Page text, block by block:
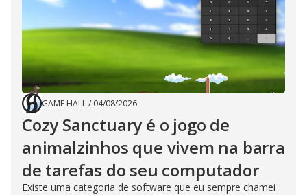
GAME HALL/ 04/08/2026
Cozy Sanctuary é o jogo de
animalzinhos que vivem na barra
de tarefas do seu computador
Existe uma categoria de software que eu sempre chamei